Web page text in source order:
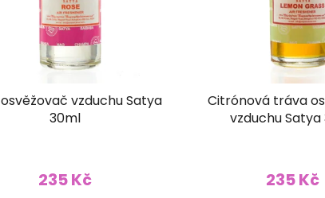
osvěžovač vzduchu Satya
30ml
235 Kč
Citrónová tráva
vzduchu Satya
235 Kč